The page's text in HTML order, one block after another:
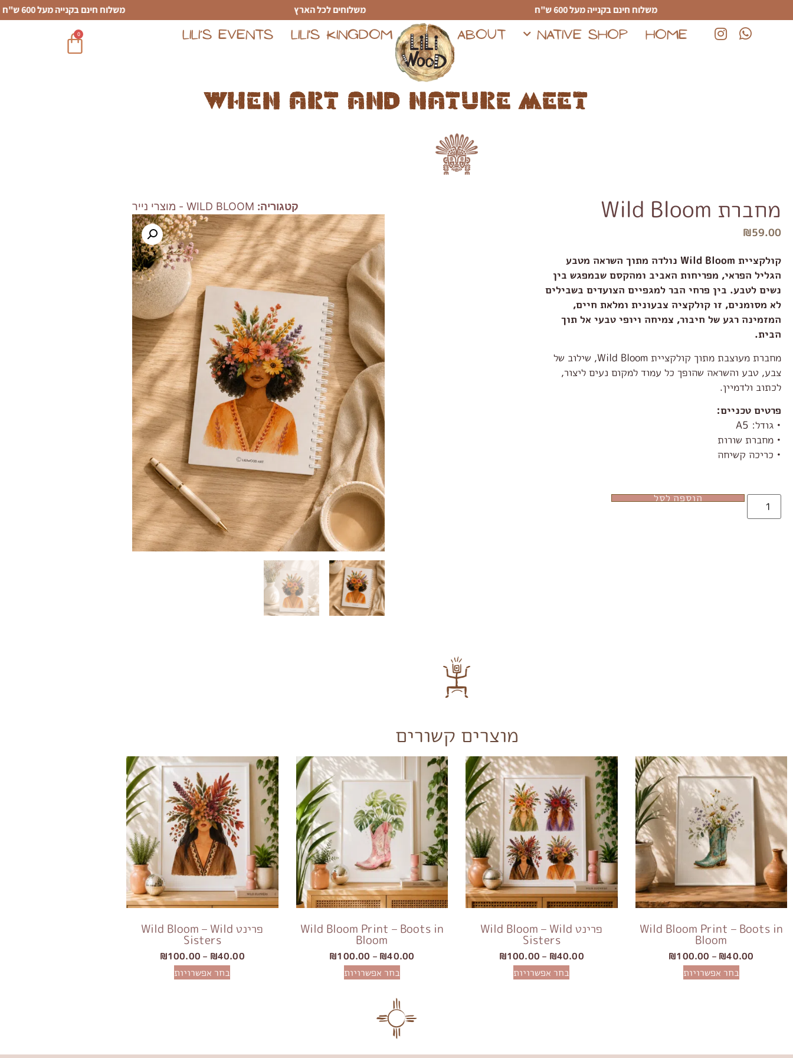
משלוח חינם בקנייה מעל 600 ש"ח משלוחים לכל הארץ משלוח חינם בקנייה מעל 600 ש"ח
(נפתח בחלון חדש)
(נפתח בחלון חדש)
HOME
NATIVE SHOP
ABOUT
LILI'S KINGDOM
LILI’S EVENTS
0
When art and nature meet
מחברת Wild Bloom
₪59.00
קולקציית Wild Bloom נולדה מתוך השראה מטבע
הגליל הפראי, מפריחות האביב ומהקסם שבמפגש בין
נשים לטבע. בין פרחי הבר למגפיים הצועדים בשבילים
לא מסומנים, זו קולקציה צבעונית ומלאת חיים,
המזמינה רגע של חיבור, צמיחה ויופי טבעי אל תוך
הבית.
מחברת מעוצבת מתוך קולקציית Wild Bloom, שילוב של
צבע, טבע והשראה שהופך כל עמוד למקום נעים ליצור,
לכתוב ולדמיין.
פרטים טכניים:
• גודל: A5
• מחברת שורות
• כריכה קשיחה
הוספה לסל
קטגוריה: WILD BLOOM - מוצרי נייר
מוצרים קשורים
Wild Bloom Print – Boots in
Bloom
₪40.00
–
₪100.00
בחר אפשרויות
פרינט Wild Bloom – Wild
Sisters
₪40.00
–
₪100.00
בחר אפשרויות
Wild Bloom Print – Boots in
Bloom
₪40.00
–
₪100.00
בחר אפשרויות
פרינט Wild Bloom – Wild
Sisters
₪40.00
–
₪100.00
בחר אפשרויות